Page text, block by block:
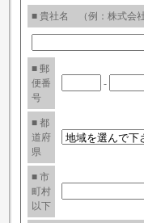
■ 貴社名 （例：株式会
■ 郵
便番
号
-
■ 都
道府
県
■ 市
町村
以下